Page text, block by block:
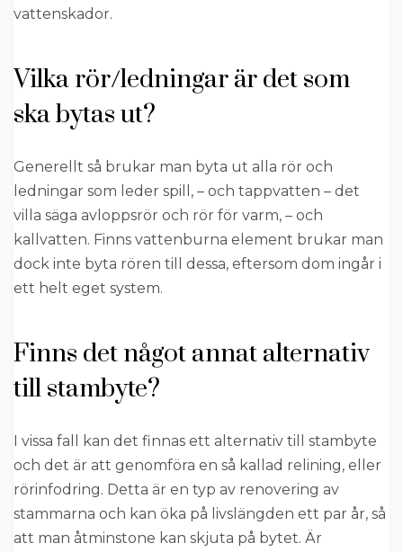
vattenskador.
Vilka rör/ledningar är det som
ska bytas ut?
Generellt så brukar man byta ut alla rör och
ledningar som leder spill, – och tappvatten – det
villa säga avloppsrör och rör för varm, – och
kallvatten. Finns vattenburna element brukar man
dock inte byta rören till dessa, eftersom dom ingår i
ett helt eget system.
Finns det något annat alternativ
till stambyte?
I vissa fall kan det finnas ett alternativ till stambyte
och det är att genomföra en så kallad relining, eller
rörinfodring. Detta är en typ av renovering av
stammarna och kan öka på livslängden ett par år, så
att man åtminstone kan skjuta på bytet. Är